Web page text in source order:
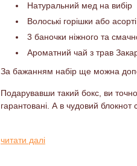
Натуральний мед на вибір
Волоські горішки або
3 баночки ніжного та
Ароматний чай з трав
За бажанням набір ще можна
Подарувавши такий бокс, ви
гарантовані. А в чудовий блокнот
читати далі